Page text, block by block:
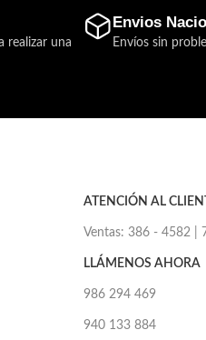
realizar una
Envios
Envíos sin
ATENCIÓN AL
Ventas: 386 - 4582 |
LLÁMENOS AHORA
986 294 469
940 133 884